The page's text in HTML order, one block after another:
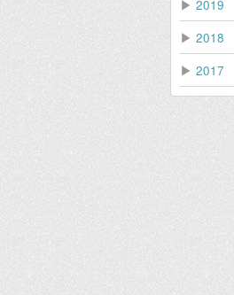
▶ 2019
▶ 2018
▶ 2017